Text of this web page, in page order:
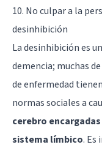
10. No culpar a la
desinhibición
La desinhibición es
demencia; muchas
de enfermedad
normas sociales a
cerebro
sistema límbico. Es